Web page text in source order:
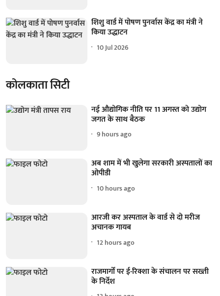
शिशु वार्ड में पोषण पुनर्वास केंद्र का मंत्री ने
किया उद्धाटन
10 Jul 2026
कोलकाता सिटी
नई औद्योगिक नीति पर 11 अगस्त को उद्योग
जगत के साथ बैठक
9 hours ago
अब शाम में भी खुलेगा सरकारी अस्पतालों का
ओपीडी
10 hours ago
आरजी कर अस्पताल के वार्ड से दो मरीज
अचानक गायब
12 hours ago
राजमार्गों पर ई-रिक्शा के संचालन पर सख्ती
के निर्देश